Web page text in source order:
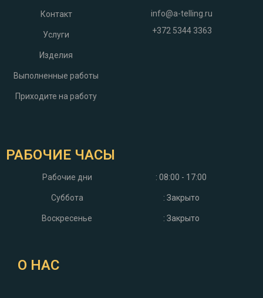
Контакт
Услуги
Изделия
Выполненные работы
Приходите на работу
info@a-telling.ru
+372 5344 3363
РАБОЧИЕ ЧАСЫ
Рабочие дни
Суббота
Воскресенье
: 08:00 - 17:00
: Закрыто
: Закрыто
О НАС